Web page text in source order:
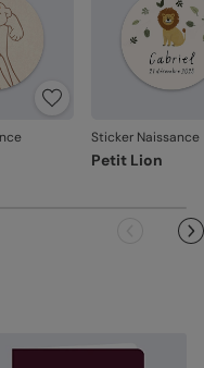
à l’impression, à la
nous dans les
et relançons une
personnalisation que
en page), le produit
Sticker Naissance
Petit Lion